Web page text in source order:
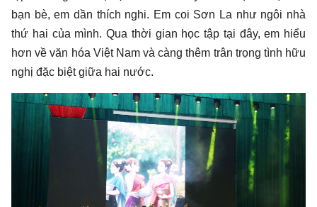
bạn bè, em dần thích nghi. Em coi Sơn La như ngôi nhà
thứ hai của mình. Qua thời gian học tập tại đây, em hiểu
hơn về văn hóa Việt Nam và càng thêm trân trọng tình hữu
nghị đặc biệt giữa hai nước.